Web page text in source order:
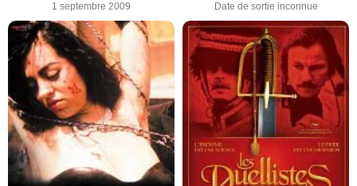
1 septembre 2009 Date de sortie inconnue